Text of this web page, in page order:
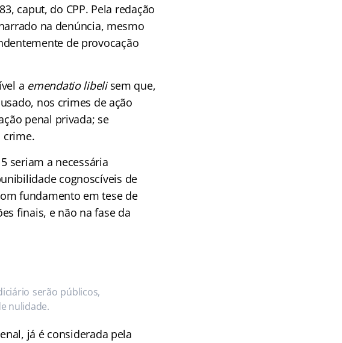
caput, do CPP. Pela redação
na denúncia, mesmo
de provocação
a emendatio libelisem que,
nos crimes de ação
penal privada; se
crime.
seriam a necessária
cognoscíveis de
fundamento em tese de
finais, e não na fase da
serão públicos,
nulidade.
já é considerada pela